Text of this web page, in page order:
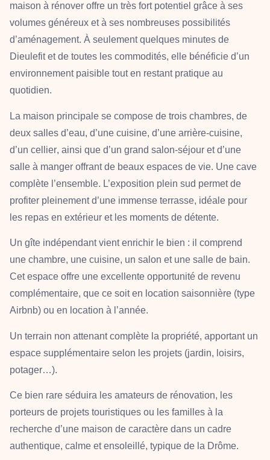
maison à rénover offre un très fort potentiel grâce à ses
volumes généreux et à ses nombreuses possibilités
d’aménagement. À seulement quelques minutes de
Dieulefitet de toutes les commodités, elle bénéficie d’un
environnement paisible tout en restant pratique au
quotidien.
La maison principale se compose de trois chambres, de
deux salles d’eau, d’une cuisine, d’une arrière-cuisine,
d’un cellier, ainsi que d’un grand salon-séjour et d’une
salle à manger offrant de beaux espaces de vie. Une cave
complète l’ensemble. L’exposition plein sud permet de
profiter pleinement d’une immense terrasse, idéale pour
les repas en extérieur et les moments de détente.
Un gîte indépendantvient enrichir le bien : il comprend
une chambre, une cuisine, un salon et une salle de bain.
Cet espace offre une excellente opportunité de revenu
complémentaire, que ce soit en location saisonnière (type
Airbnb) ou en location à l’année.
Un terrain non attenantcomplète la propriété, apportant un
espace supplémentaire selon les projets (jardin, loisirs,
potager…).
Ce bien rare séduira les amateurs de rénovation, les
porteurs de projets touristiques ou les familles à la
recherche d’une maison de caractère dans un cadre
authentique, calme et ensoleillé, typique de la Drôme.